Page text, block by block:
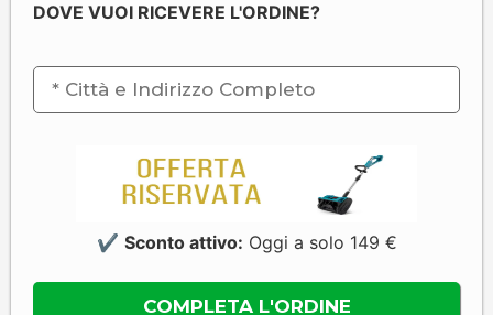
DOVE VUOI RICEVERE L'ORDINE?
✔ Sconto attivo: Oggi a solo 149 €